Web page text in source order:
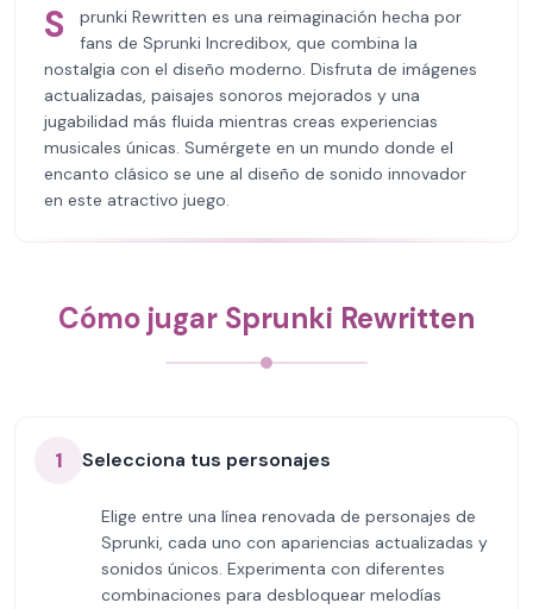
S
prunki Rewritten es una reimaginación hecha por
fans de Sprunki Incredibox, que combina la
nostalgia con el diseño moderno. Disfruta de imágenes
actualizadas, paisajes sonoros mejorados y una
jugabilidad más fluida mientras creas experiencias
musicales únicas. Sumérgete en un mundo donde el
encanto clásico se une al diseño de sonido innovador
en este atractivo juego.
Cómo jugar Sprunki Rewritten
1 Selecciona tus personajes
Elige entre una línea renovada de personajes de
Sprunki, cada uno con apariencias actualizadas y
sonidos únicos. Experimenta con diferentes
combinaciones para desbloquear melodías